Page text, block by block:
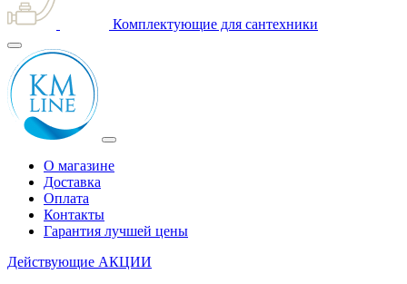
Комплектующие для сантехники
О магазине
Доставка
Оплата
Контакты
Гарантия лучшей цены
Действующие АКЦИИ